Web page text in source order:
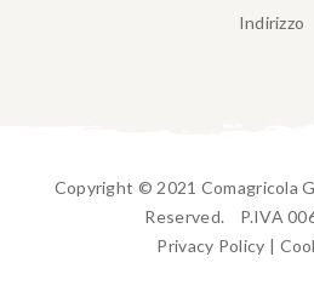
Indirizzo
Copyright © 2021 Comagricola
Reserved. P.IVA
Privacy Policy |